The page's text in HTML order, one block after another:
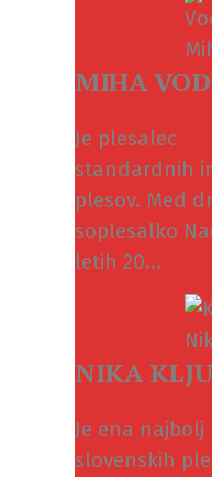
MIHA
Je plesalec
standardnih
plesov. Med
soplesalko
letih 20...
NIKA
Je ena
slovenskih